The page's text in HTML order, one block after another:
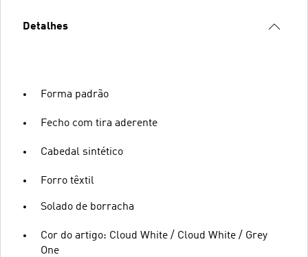
Detalhes
Forma padrão
Fecho com tira aderente
Cabedal sintético
Forro têxtil
Solado de borracha
Cor do artigo: Cloud White / Cloud White / Grey
One